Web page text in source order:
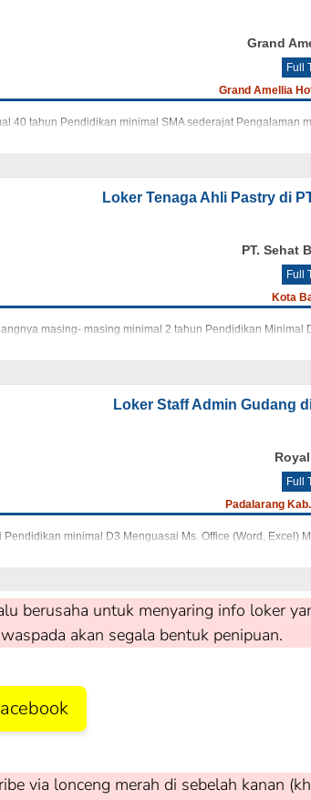
Grand
Full
Grand Amellia
40 tahun Pendidikan minimal SMA sederajat
Loker Tenaga Ahli Pastry di
PT. Sehat
Full
Kota
masing- masing minimal 2 tahun Pendidikan
Loker Staff Admin Gudang
Full
Padalarang
minimal D3 Menguasai Ms. Office (Word,
berusaha untuk menyaring info loker
akan segala bentuk penipuan.
via lonceng merah di sebelah kanan